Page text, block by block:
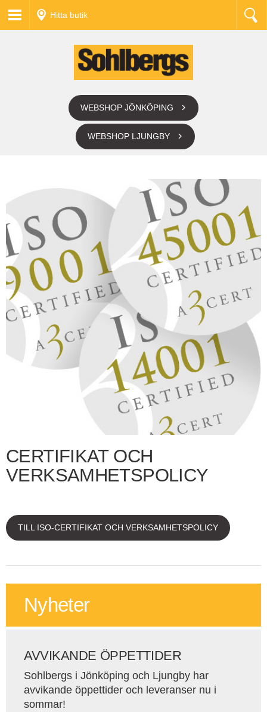
Hitta butik
WEBSHOP JÖNKÖPING
WEBSHOP LJUNGBY
CERTIFIKAT OCH
VERKSAMHETSPOLICY
TILL ISO-CERTIFIKAT OCH VERKSAMHETSPOLICY
Nyheter
AVVIKANDE ÖPPETTIDER
Sohlbergs i Jönköping och Ljungby har
avvikande öppettider och leveranser nu i
sommar!